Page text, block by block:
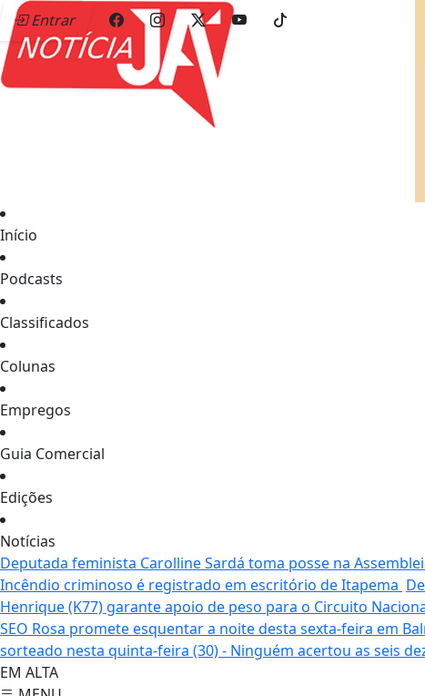
Entrar
Início
Podcasts
Classificados
Colunas
Empregos
Guia Comercial
Edições
Notícias
Deputada feminista Carolline Sardá toma posse na
Incêndio criminoso é registrado em escritório de Itapema
Henrique (K77) garante apoio de peso para o Circuito
SEO Rosa promete esquentar a noite desta sexta-feira em
sorteado nesta quinta-feira (30) - Ninguém acertou as seis
EM ALTA